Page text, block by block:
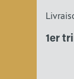
1er